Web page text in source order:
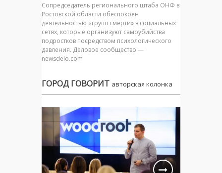
Сопредседатель регионального штаба ОНФ в
Ростовской области обеспокоен
деятельностью «групп смерти» в социальных
сетях, которые организуют самоубийства
подростков посредством психологического
давления. Деловое сообщество —
newsdelo.com
ГОРОД ГОВОРИТ авторская колонка